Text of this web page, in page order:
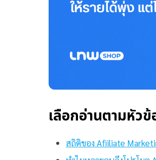
เลือกอ่านตามหัวข้
สถิติของ Afiiliate